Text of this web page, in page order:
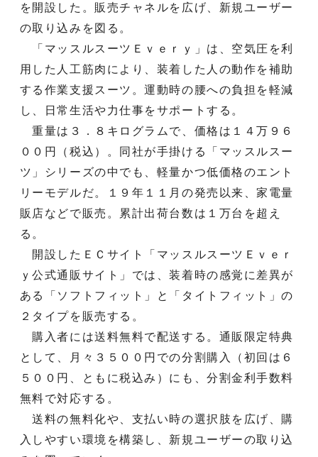
を開設した。販売チャネルを広げ、新規ユーザー
の取り込みを図る。
「マッスルスーツＥｖｅｒｙ」は、空気圧を利
用した人工筋肉により、装着した人の動作を補助
する作業支援スーツ。運動時の腰への負担を軽減
し、日常生活や力仕事をサポートする。
重量は３．８キログラムで、価格は１４万９６
００円（税込）。同社が手掛ける「マッスルスー
ツ」シリーズの中でも、軽量かつ低価格のエント
リーモデルだ。１９年１１月の発売以来、家電量
販店などで販売。累計出荷台数は１万台を超え
る。
開設したＥＣサイト「マッスルスーツＥｖｅｒ
ｙ公式通販サイト」では、装着時の感覚に差異が
ある「ソフトフィット」と「タイトフィット」の
２タイプを販売する。
購入者には送料無料で配送する。通販限定特典
として、月々３５００円での分割購入（初回は６
５００円、ともに税込み）にも、分割金利手数料
無料で対応する。
送料の無料化や、支払い時の選択肢を広げ、購
入しやすい環境を構築し、新規ユーザーの取り込